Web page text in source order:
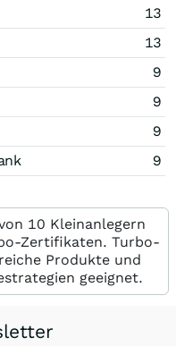
13
13
9
9
9
9
10 Kleinanlegern
Zertifikaten. Turbo-
Produkte und
geeignet.